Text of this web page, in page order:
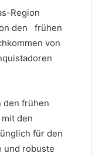
Region
den
frühen
von
den frühen
den
für den
und robuste